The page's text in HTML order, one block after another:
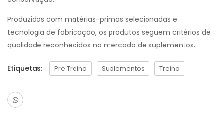
Produzidos com matérias-primas selecionadas e
tecnologia de fabricação, os produtos seguem critérios de
qualidade reconhecidos no mercado de suplementos.
Etiquetas: Pre Treino Suplementos Treino